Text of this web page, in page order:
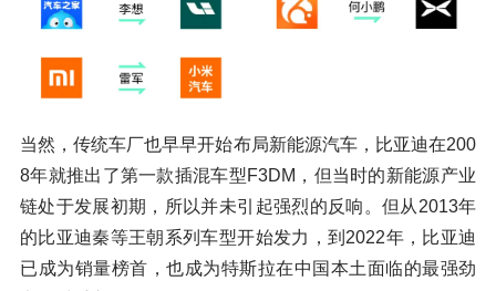
当然，传统车厂也早早开始布局新能源汽车，比亚迪在200
8年就推出了第一款插混车型F3DM，但当时的新能源产业
链处于发展初期，所以并未引起强烈的反响。但从2013年
的比亚迪秦等王朝系列车型开始发力，到2022年，比亚迪
已成为销量榜首，也成为特斯拉在中国本土面临的最强劲